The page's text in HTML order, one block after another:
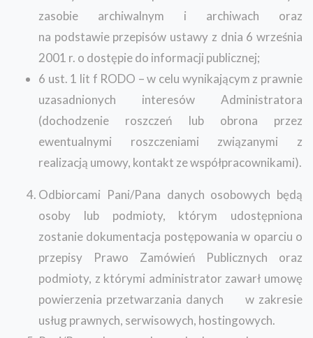
zasobie archiwalnym i archiwach oraz
na podstawie przepisów ustawy z dnia 6 września
2001 r. o dostępie do informacji publicznej;
6 ust. 1 lit f RODO – w celu wynikającym z prawnie
uzasadnionych interesów Administratora
(dochodzenie roszczeń lub obrona przez
ewentualnymi roszczeniami związanymi z
realizacją umowy, kontakt ze współpracownikami).
Odbiorcami Pani/Pana danych osobowych będą
osoby lub podmioty, którym udostępniona
zostanie dokumentacja postępowania w oparciu o
przepisy Prawo Zamówień Publicznych oraz
podmioty, z którymi administrator zawarł umowę
powierzenia przetwarzania danych w zakresie
usług prawnych, serwisowych, hostingowych.